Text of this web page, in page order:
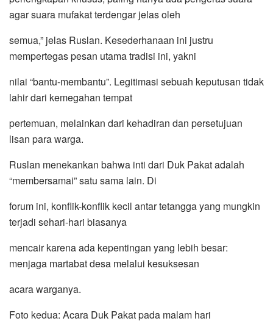
agar suara mufakat terdengar jelas oleh
semua,” jelas Ruslan. Kesederhanaan ini justru
mempertegas pesan utama tradisi ini, yakni
nilai “bantu-membantu”. Legitimasi sebuah keputusan tidak
lahir dari kemegahan tempat
pertemuan, melainkan dari kehadiran dan persetujuan
lisan para warga.
Ruslan menekankan bahwa inti dari Duk Pakat adalah
“membersamai” satu sama lain. Di
forum ini, konflik-konflik kecil antar tetangga yang mungkin
terjadi sehari-hari biasanya
mencair karena ada kepentingan yang lebih besar:
menjaga martabat desa melalui kesuksesan
acara warganya.
Foto kedua: Acara Duk Pakat pada malam hari